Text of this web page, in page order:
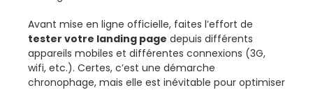
Avant mise en ligne officielle, faites l’effort de
tester votre landing page depuis différents
appareils mobiles et différentes connexions (3G,
wifi, etc.). Certes, c’est une démarche
chronophage, mais elle est inévitable pour optimiser